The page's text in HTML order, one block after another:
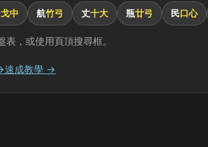
戈中 航竹弓 丈十大 瓶廿弓 民口心
，或使用頁頂搜尋框。
速成教學 →